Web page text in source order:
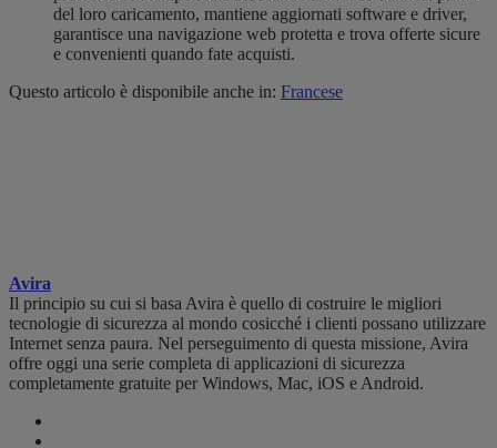
del loro caricamento, mantiene aggiornati software e driver,
garantisce una navigazione web protetta e trova offerte sicure
e convenienti quando fate acquisti.
Questo articolo è disponibile anche in: Francese
Avira
Il principio su cui si basa Avira è quello di costruire le migliori
tecnologie di sicurezza al mondo cosicché i clienti possano utilizzare
Internet senza paura. Nel perseguimento di questa missione, Avira
offre oggi una serie completa di applicazioni di sicurezza
completamente gratuite per Windows, Mac, iOS e Android.